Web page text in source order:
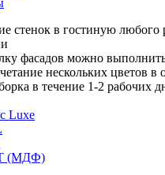
стенок в гостиную любого
фасадов можно
нескольких цветов в
в течение 1-2 рабочих
Luxe
(МДФ)